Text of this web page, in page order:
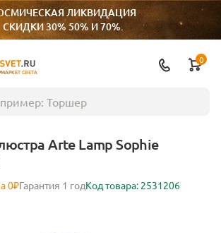
ЛИКВИДАЦИЯ
СКИДКИ 30% 50% И 70%.
СВЕТА
0
Arte Lamp Sophie
0₽Гарантия 1 годКод товара: 2531206